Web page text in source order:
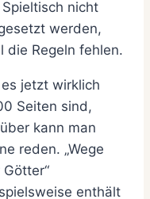
Spieltisch nicht
werden,
die Regeln fehlen.
jetzt wirklich
Seiten sind,
kann man
reden. „Wege
Götter“
enthält